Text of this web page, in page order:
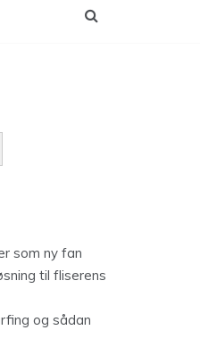
som ny fan
til fliserens
og sådan